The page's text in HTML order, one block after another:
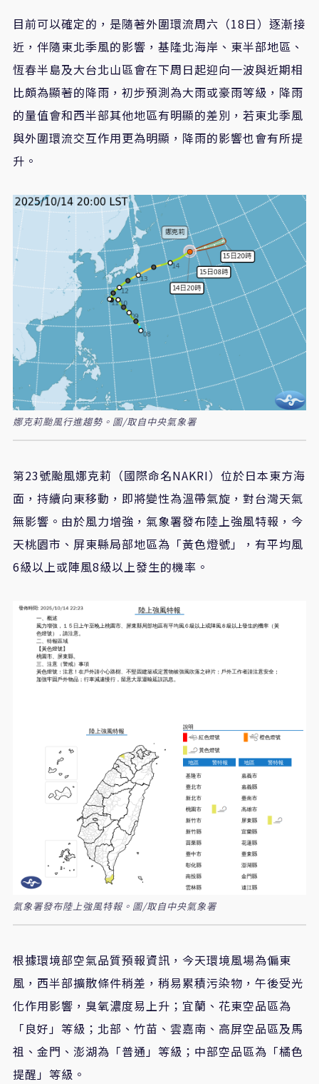
目前可以確定的，是隨著外圍環流周六（18日）逐漸接
近，伴隨東北季風的影響，基隆北海岸、東半部地區、
恆春半島及大台北山區會在下周日起迎向一波與近期相
比頗為顯著的降雨，初步預測為大雨或豪雨等級，降雨
的量值會和西半部其他地區有明顯的差別，若東北季風
與外圍環流交互作用更為明顯，降雨的影響也會有所提
升。
娜克莉颱風行進趨勢。圖/取自中央氣象署
第23號颱風娜克莉（國際命名NAKRI）位於日本東方海
面，持續向東移動，即將變性為溫帶氣旋，對台灣天氣
無影響。由於風力增強，氣象署發布陸上強風特報，今
天桃園市、屏東縣局部地區為「黃色燈號」，有平均風
6級以上或陣風8級以上發生的機率。
氣象署發布陸上強風特報。圖/取自中央氣象署
根據環境部空氣品質預報資訊，今天環境風場為偏東
風，西半部擴散條件稍差，稍易累積污染物，午後受光
化作用影響，臭氧濃度易上升；宜蘭、花東空品區為
「良好」等級；北部、竹苗、雲嘉南、高屏空品區及馬
祖、金門、澎湖為「普通」等級；中部空品區為「橘色
提醒」等級。